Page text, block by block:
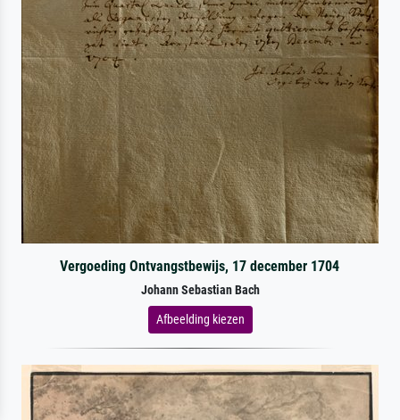
Vergoeding Ontvangstbewijs, 17 december 1704
Johann Sebastian Bach
Afbeelding kiezen